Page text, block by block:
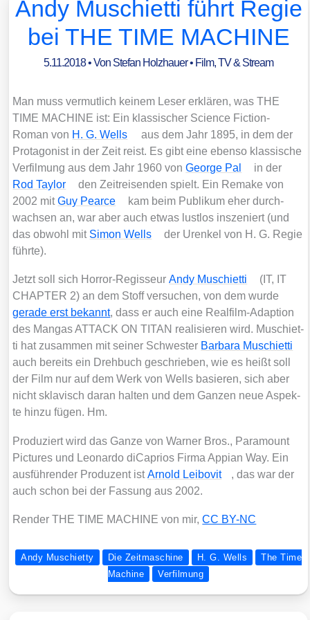
Andy Muschietti führt Regie
bei THE TIME MACHINE
5.11.2018• Von Stefan Holzhauer• Film, TV & Stream
Man muss ver­mut­lich kei­nem Leser erklä­ren, was THE
TIME MACHINE ist: Ein klas­si­scher Sci­ence Fic­tion-
Roman von H. G. Wells
aus dem Jahr 1895, in dem der
Prot­ago­nist in der Zeit reist. Es gibt eine eben­so klas­si­sche
Ver­fil­mung aus dem Jahr 1960 vonGeor­ge Pal
in der
Rod Tay­lor
den Zeit­rei­sen­den spielt. Ein Remake von
2002 mitGuy Pear­ce
kam beim Publi­kum eher durch­
wach­sen an, war aber auch etwas lust­los insze­niert (und
das obwohl mit Simon Wells
der Uren­kel von H. G. Regie
führ­te).
Jetzt soll sich Hor­ror-Regis­seurAndy Muschi­et­ti
(IT, IT
CHAPTER 2) an dem Stoff ver­su­chen, von dem wur­de
gera­de erst bekannt, dass er auch eine Real­film-Adap­ti­on
des Man­gas ATTACK ON TITAN rea­li­sie­ren wird. Muschi­et­
ti hat zusam­men mit sei­ner Schwes­ter Bar­ba­ra Muschi­et­ti
auch bereits ein Dreh­buch geschrie­ben, wie es heißt soll
der Film nur auf dem Werk von Wells basie­ren, sich aber
nicht skla­visch dar­an hal­ten und dem Gan­zen neue Aspek­
te hin­zu fügen. Hm.
Pro­du­ziert wird das Gan­ze von War­ner Bros., Para­mount
Pic­tures und Leo­nar­do diCa­pri­os Fir­ma Appian Way. Ein
aus­füh­ren­der Pro­du­zent istArnold Lei­bo­vit
, das war der
auch schon bei der Fas­sung aus 2002.
Ren­der THE TIME MACHINE von mir,CC BY-NC
Andy Muschietty Die Zeitmaschine H. G. Wells
The Time
Machine
Verfilmung